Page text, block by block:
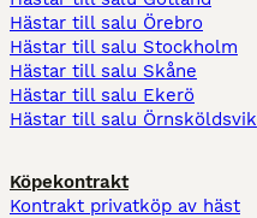
Hästar till salu Örebro
Hästar till salu Stockholm
Hästar till salu Skåne
Hästar till salu Ekerö
Hästar till salu Örnsköldsvik
Köpekontrakt
Kontrakt privatköp av häst